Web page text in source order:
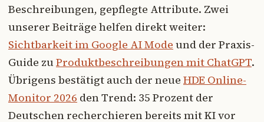
Beschreibungen, gepflegte Attribute. Zwei
unserer Beiträge helfen direkt weiter:
Sichtbarkeit im Google AI Mode und der Praxis-
Guide zuProduktbeschreibungen mit ChatGPT.
Übrigens bestätigt auch der neue HDE Online-
Monitor 2026 den Trend: 35 Prozent der
Deutschen recherchieren bereits mit KI vor